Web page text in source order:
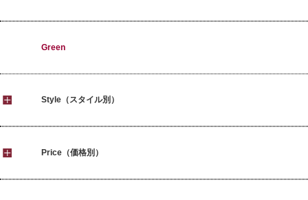
Green
Style（スタイル別）
Price（価格別）